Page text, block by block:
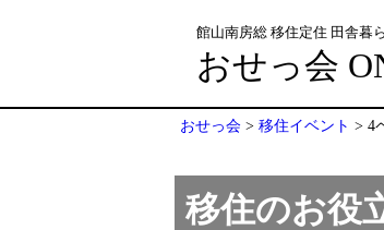
館山南房総 移住定住 田舎暮
おせっ会
おせっ会 > 移住イベント > 4
移住のお役